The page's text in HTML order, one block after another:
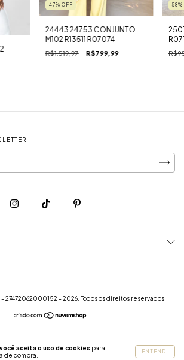
você aceita o uso de cookies para
de compra.
ENTENDI
47% OFF
24443 24753 CONJUNTO
M102 R13511 R07074
R$1.519,97 R$799,99
58%
27472062000152 - 2026. Todos os direitos reservados.